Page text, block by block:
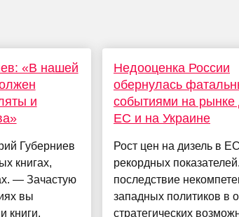
«В нашей
и
Губерниев
книгах,
— Зачастую
вы
книги.
Недооценка России
обернулась
событиями на рынке
ЕС и на Украине
Рост цен на дизель в
рекордных
последствие
западных политиков в
стратегических